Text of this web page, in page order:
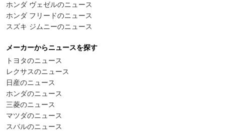
ホンダ ヴェゼルのニュース
ホンダ フリードのニュース
スズキ ジムニーのニュース
メーカーからニュースを探す
トヨタのニュース
レクサスのニュース
日産のニュース
ホンダのニュース
三菱のニュース
マツダのニュース
スバルのニュース